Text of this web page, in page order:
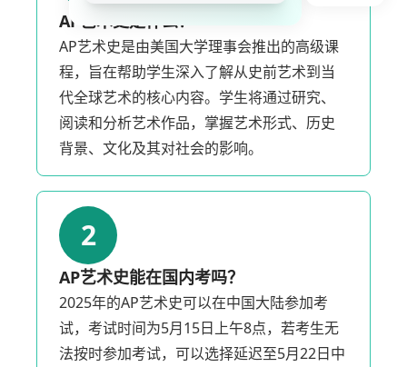
AP艺术史是什么？
AP艺术史是由美国大学理事会推出的高级课
程，旨在帮助学生深入了解从史前艺术到当
代全球艺术的核心内容。学生将通过研究、
阅读和分析艺术作品，掌握艺术形式、历史
背景、文化及其对社会的影响。
2
AP艺术史能在国内考吗？
2025年的AP艺术史可以在中国大陆参加考
试，考试时间为5月15日上午8点，若考生无
法按时参加考试，可以选择延迟至5月22日中